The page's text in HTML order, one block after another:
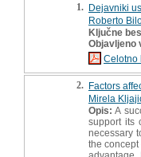
1. Dejavniki
Roberto
Ključne
Objavljeno
Celotno
2. Factors
Mirela
Opis: A
support its
necessary
the